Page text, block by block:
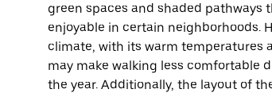
green spaces and shaded pathways
enjoyable in certain neighborhoods.
climate, with its warm temperatures
may make walking less comfortable
the year. Additionally, the layout of